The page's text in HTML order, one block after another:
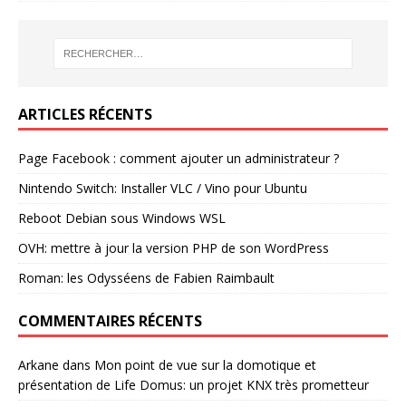
ARTICLES RÉCENTS
Page Facebook : comment ajouter un administrateur ?
Nintendo Switch: Installer VLC / Vino pour Ubuntu
Reboot Debian sous Windows WSL
OVH: mettre à jour la version PHP de son WordPress
Roman: les Odysséens de Fabien Raimbault
COMMENTAIRES RÉCENTS
Arkane dans Mon point de vue sur la domotique et
présentation de Life Domus: un projet KNX très prometteur